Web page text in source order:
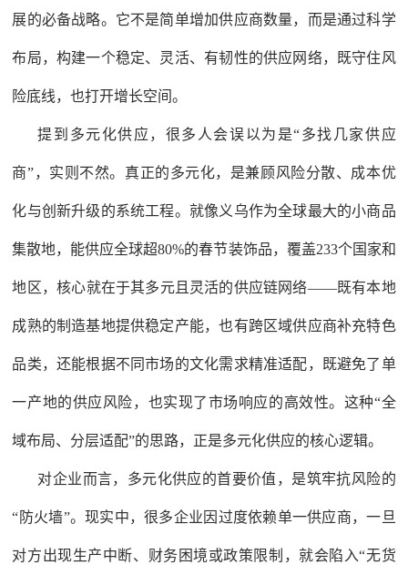
展的必备战略。它不是简单增加供应商数量，而是通过科学
布局，构建一个稳定、灵活、有韧性的供应网络，既守住风
险底线，也打开增长空间。
提到多元化供应，很多人会误以为是“多找几家供应
商”，实则不然。真正的多元化，是兼顾风险分散、成本优
化与创新升级的系统工程。就像义乌作为全球最大的小商品
集散地，能供应全球超80%的春节装饰品，覆盖233个国家和
地区，核心就在于其多元且灵活的供应链网络——既有本地
成熟的制造基地提供稳定产能，也有跨区域供应商补充特色
品类，还能根据不同市场的文化需求精准适配，既避免了单
一产地的供应风险，也实现了市场响应的高效性。这种“全
域布局、分层适配”的思路，正是多元化供应的核心逻辑。
对企业而言，多元化供应的首要价值，是筑牢抗风险的
“防火墙”。现实中，很多企业因过度依赖单一供应商，一旦
对方出现生产中断、财务困境或政策限制，就会陷入“无货